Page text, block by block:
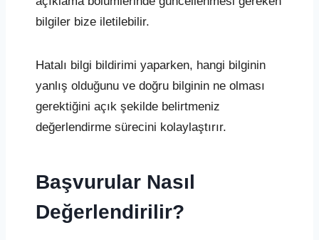
bilgiler bize iletilebilir.
Hatalı bilgi bildirimi yaparken, hangi bilginin
yanlış olduğunu ve doğru bilginin ne olması
gerektiğini açık şekilde belirtmeniz
değerlendirme sürecini kolaylaştırır.
Başvurular Nasıl
Değerlendirilir?